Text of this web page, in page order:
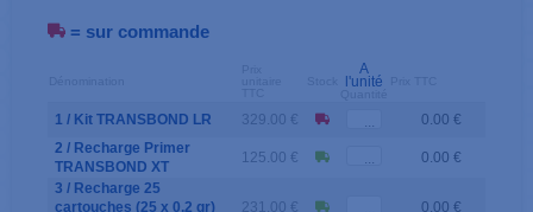
= sur commande
A
l'unité
1 / Kit TRANSBOND LR 329.00 €
0.00 €
2 / Recharge Primer
TRANSBOND XT
125.00 €
0.00 €
3 / Recharge 25
cartouches (25 x 0,2 gr)
231.00 € 0.00 €